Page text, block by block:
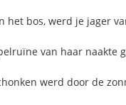
het bos, werd je jager
van haar naakte
werd door de